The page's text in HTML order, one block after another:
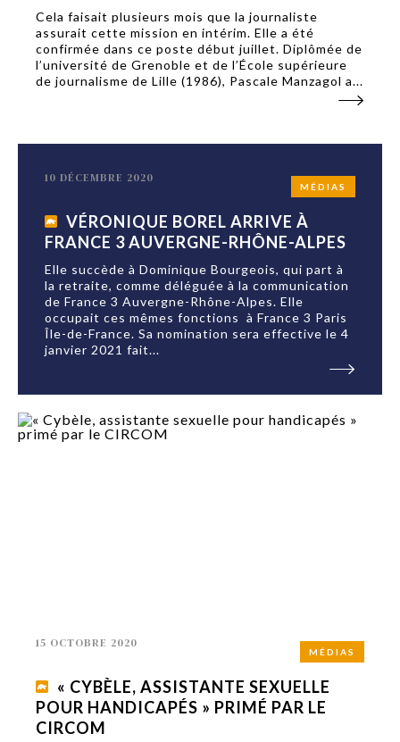
Cela faisait plusieurs mois que la journaliste
assurait cette mission en intérim. Elle a été
confirmée dans ce poste début juillet. Diplômée de
l’université de Grenoble et de l’École supérieure
de journalisme de Lille (1986), Pascale Manzagol a...
MÉDIAS
10 DÉCEMBRE 2020
VÉRONIQUE BOREL ARRIVE À
FRANCE 3 AUVERGNE-RHÔNE-ALPES
Elle succède à Dominique Bourgeois, qui part à
la retraite, comme déléguée à la communication
de France 3 Auvergne-Rhône-Alpes. Elle
occupait ces mêmes fonctions à France 3 Paris
Île-de-France. Sa nomination sera effective le 4
janvier 2021 fait...
MÉDIAS
15 OCTOBRE 2020
« CYBÈLE, ASSISTANTE SEXUELLE
POUR HANDICAPÉS » PRIMÉ PAR LE
CIRCOM